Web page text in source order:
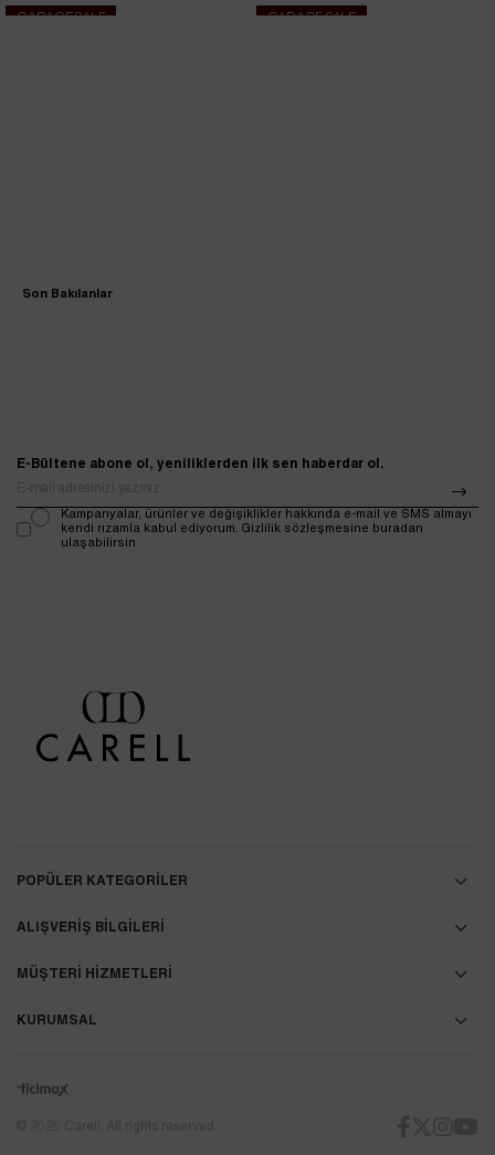
GARAGE SALE GARAGE SALE
Son Bakılanlar
E-Bültene abone ol, yeniliklerden ilk sen haberdar ol.
Kampanyalar, ürünler ve değişiklikler hakkında e-mail ve SMS almayı
kendi rızamla kabul ediyorum. Gizlilik sözleşmesine buradan
ulaşabilirsin
POPÜLER KATEGORİLER
ALIŞVERİŞ BİLGİLERİ
MÜŞTERİ HİZMETLERİ
KURUMSAL